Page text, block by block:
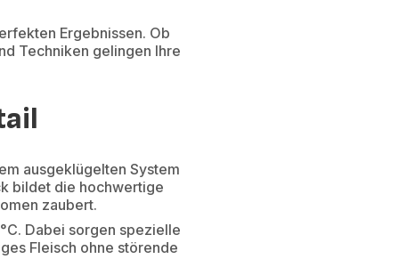
Ergebnissen. Ob
Techniken gelingen Ihre
ausgeklügelten System
bildet die hochwertige
zaubert.
Dabei sorgen spezielle
Fleisch ohne störende